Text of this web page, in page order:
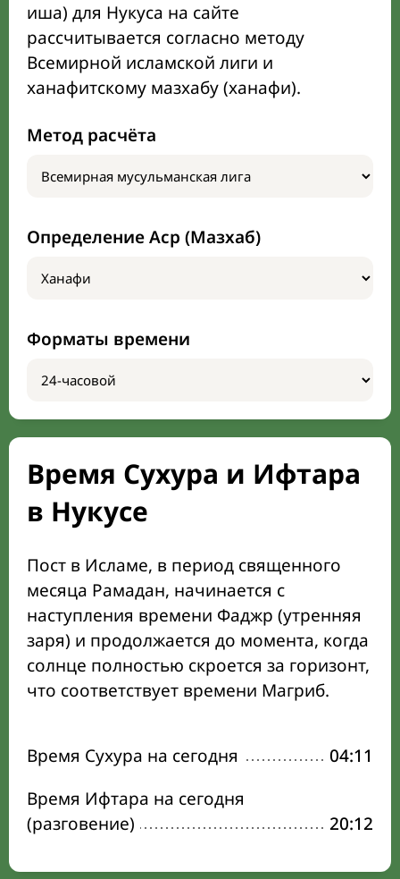
иша) для Нукуса на сайте
рассчитывается согласно методу
Всемирной исламской лиги и
ханафитскому мазхабу (ханафи).
Метод расчёта
Определение Аср (Мазхаб)
Форматы времени
Время Сухура и Ифтара
в Нукусе
Пост в Исламе, в период священного
месяца Рамадан, начинается с
наступления времени Фаджр (утренняя
заря) и продолжается до момента, когда
солнце полностью скроется за горизонт,
что соответствует времени Магриб.
Время Сухура на сегодня
04:11
Время Ифтара на сегодня
(разговение)
20:12